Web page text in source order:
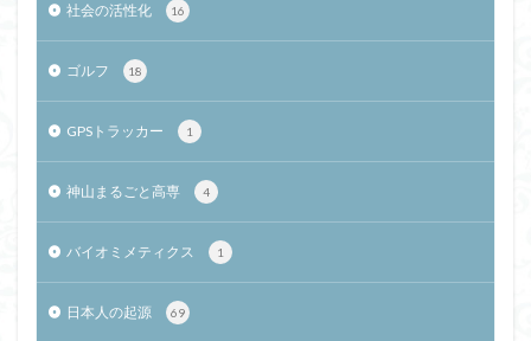
社会の活性化 16
ゴルフ 18
GPSトラッカー 1
神山まるごと高専 4
バイオミメティクス 1
日本人の起源 69